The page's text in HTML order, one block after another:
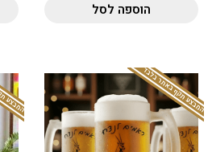
הוספה לסל
המבצע תקף באתר בלבד